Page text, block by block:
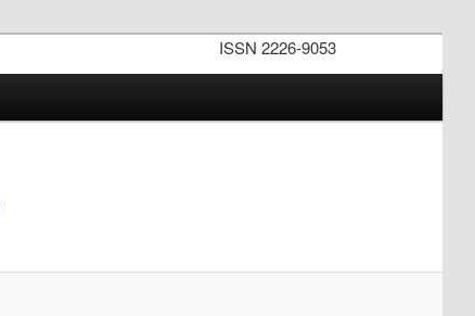
ISSN 2226-9053